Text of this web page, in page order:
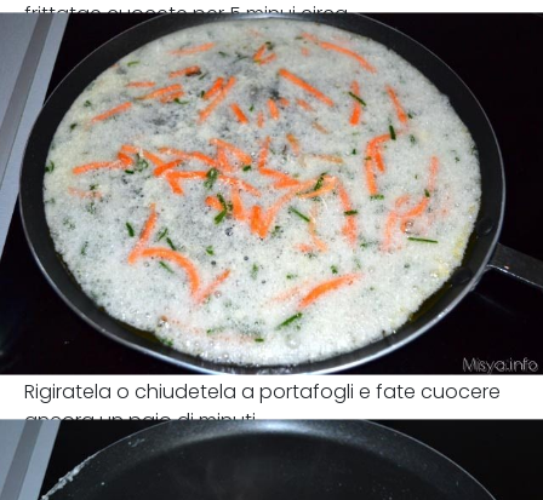
frittatae cuocete per 5 minui circa
Rigiratela o chiudetela a portafogli e fate cuocere
ancora un paio di minuti